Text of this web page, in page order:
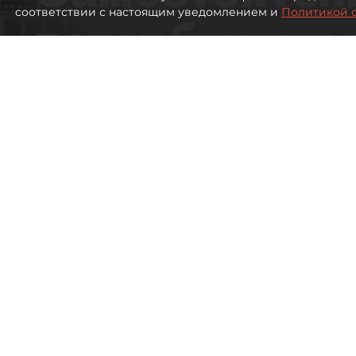
соответствии с настоящим уведомлением и Политикой